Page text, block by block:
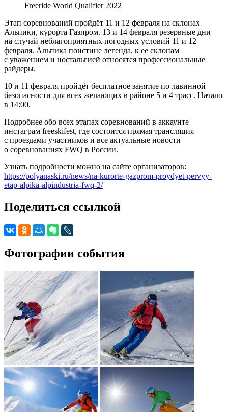
Freeride World Qualifier 2022
Этап соревнований пройдёт 11 и 12 февраля на склонах
Альпики, курорта Газпром. 13 и 14 февраля резервные дни
на случай неблагоприятных погодных условий 11 и 12
февраля. Альпика поистине легенда, к ее склонам
с уважением и ностальгией относятся профессиональные
райдеры.
10 и 11 февраля пройдёт бесплатное занятие по лавинной
безопасности для всех желающих в районе 5 и 4 трасс. Начало
в 14:00.
Подробнее обо всех этапах соревнований в аккаунте
инстаграм freeskifest, где состоится прямая трансляция
с проездами участников и все актуальные новости
о соревнованиях FWQ в России.
Узнать подробности можно на сайте организаторов:
https://polyanaski.ru/news/na-kurorte-gazprom-proydyet-pervyy-
etap-alpika-alpindustria-fwq-2/
Поделиться ссылкой
Фотографии события